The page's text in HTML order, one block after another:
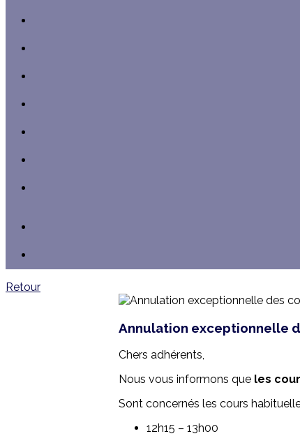
Retour
Annulation exceptionnelle
Chers adhérents,
Nous vous informons que les
Sont concernés les cours
12h15 – 13h00